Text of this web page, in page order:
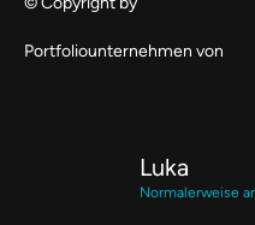
Portfoliounternehmen von
Luka
Normalerweise